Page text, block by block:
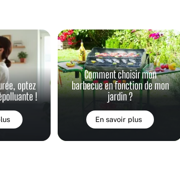
optez
!
Comment choisir mon
barbecue en fonction de mon
jardin ?
En savoir plus